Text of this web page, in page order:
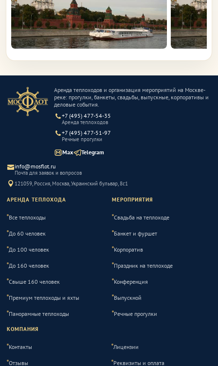
Аренда теплоходов и организация мероприятий на Москве-
реке: прогулки, банкеты, свадьбы, выпускные, корпоративы и
деловые события.
+7 (495) 477-54-35
Аренда теплоходов
+7 (495) 477-51-97
Речные прогулки
info@mosflot.ru
Почта для заявок и вопросов
121059, Россия, Москва, Украинский бульвар, 8с1
Max Telegram
АРЕНДА ТЕПЛОХОДА
Все теплоходы
До 60 человек
До 100 человек
До 160 человек
Свыше 160 человек
Премиум теплоходы и яхты
Панорамные теплоходы
МЕРОПРИЯТИЯ
Свадьба на теплоходе
Банкет и фуршет
Корпоратив
Праздник на теплоходе
Конференция
Выпускной
Речные прогулки
КОМПАНИЯ
Контакты Лицензии
Отзывы Реквизиты и оплата